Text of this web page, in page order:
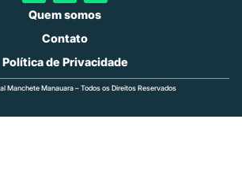
Quem somos
Contato
Política de Privacidade
Manchete Manauara – Todos os Direitos Reservados